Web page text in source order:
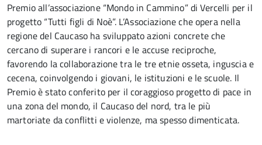
Premio all’associazione “Mondo in Cammino” di Vercelli per il
progetto “Tutti figli di Noè”. L’Associazione che opera nella
regione del Caucaso ha sviluppato azioni concrete che
cercano di superare i rancori e le accuse reciproche,
favorendo la collaborazione tra le tre etnie osseta, inguscia e
cecena, coinvolgendo i giovani, le istituzioni e le scuole. Il
Premio è stato conferito per il coraggioso progetto di pace in
una zona del mondo, il Caucaso del nord, tra le più
martoriate da conflitti e violenze, ma spesso dimenticata.